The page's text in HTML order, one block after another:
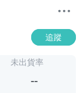
追蹤
未出貨率
--